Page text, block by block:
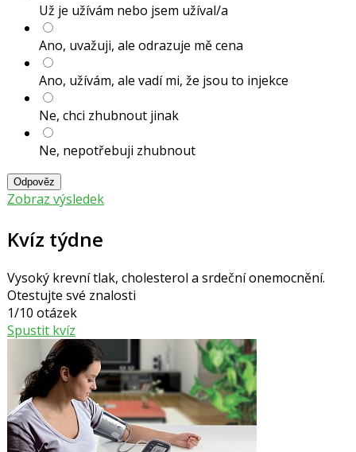
Už je užívám nebo jsem užíval/a
Ano, uvažuji, ale odrazuje mě cena
Ano, užívám, ale vadí mi, že jsou to injekce
Ne, chci zhubnout jinak
Ne, nepotřebuji zhubnout
Odpověz
Zobraz výsledek
Kvíz týdne
Vysoký krevní tlak, cholesterol a srdeční onemocnění.
Otestujte své znalosti
1/10 otázek
Spustit kvíz